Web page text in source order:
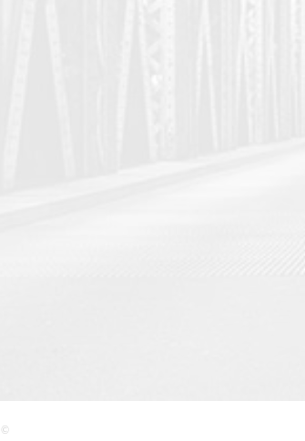
© 2026 Tunisia Sports. جميع الحقوق محفوظة.